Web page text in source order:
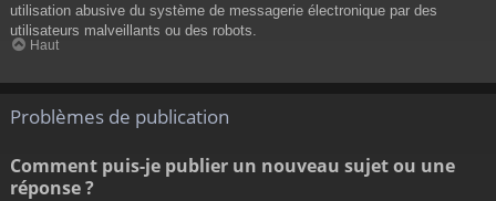
utilisation abusive du système de messagerie électronique par des
utilisateurs malveillants ou des robots.
Haut
Problèmes de publication
Comment puis-je publier un nouveau sujet ou une
réponse ?